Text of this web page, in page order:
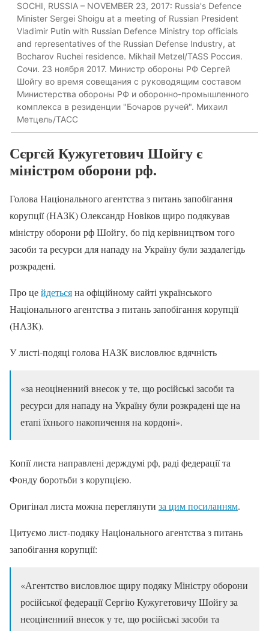
SOCHI, RUSSIA – NOVEMBER 23, 2017: Russia's Defence
Minister Sergei Shoigu at a meeting of Russian President
Vladimir Putin with Russian Defence Ministry top officials
and representatives of the Russian Defense Industry, at
Bocharov Ruchei residence. Mikhail Metzel/TASS Россия.
Сочи. 23 ноября 2017. Министр обороны РФ Сергей
Шойгу во время совещания с руководящим составом
Министерства обороны РФ и оборонно-промышленного
комплекса в резиденции "Бочаров ручей". Михаил
Метцель/ТАСС
Сєргєй Кужугетович Шойгу є
міністром оборони рф.
Голова Національного агентства з питань запобігання
корупції (НАЗК) Олександр Новіков щиро подякував
міністру оборони рф Шойгу, бо під керівництвом того
засоби та ресурси для нападу на Україну були заздалегідь
розкрадені.
Про цейдетьсяна офіційному сайті українського
Національного агентства з питань запобігання корупції
(НАЗК).
У листі-подяці голова НАЗК висловлює вдячність
«за неоціненний внесок у те, що російські засоби та
ресурси для нападу на Україну були розкрадені ще на
етапі їхнього накопичення на кордоні».
Копії листа направлені держдумі рф, раді федерації та
Фонду боротьби з корупцією.
Оригінал листа можна переглянути за цим посиланням.
Цитуємо лист-подяку Національного агентства з питань
запобігання корупції:
«Агентство висловлює щиру подяку Міністру оборони
російської федерації Сергію Кужугетовичу Шойгу за
неоціненний внесок у те, що російські засоби та